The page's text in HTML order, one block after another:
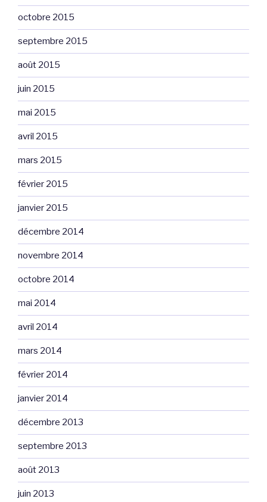
octobre 2015
septembre 2015
août 2015
juin 2015
mai 2015
avril 2015
mars 2015
février 2015
janvier 2015
décembre 2014
novembre 2014
octobre 2014
mai 2014
avril 2014
mars 2014
février 2014
janvier 2014
décembre 2013
septembre 2013
août 2013
juin 2013